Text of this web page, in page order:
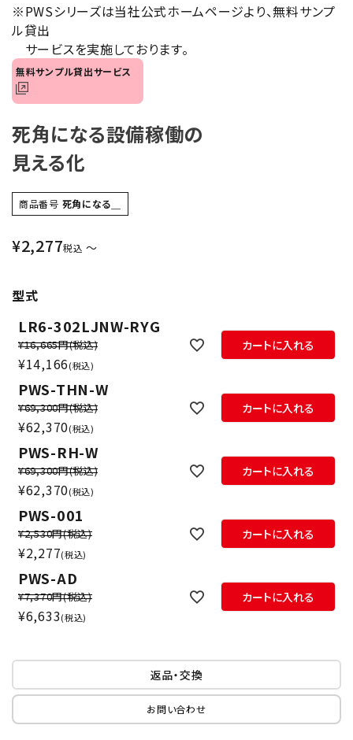
※PWSシリーズは当社公式ホームページより、無料サンプ
ル貸出
サービスを実施しております。
無料サンプル貸出サービス
死角になる設備稼働の
見える化
商品番号 死角になる＿
¥2,277税込 〜
型式
LR6-302LJNW-RYG
¥16,665円(税込)
¥14,166 税込
カートに入れる
PWS-THN-W
¥69,300円(税込)
¥62,370 税込
カートに入れる
PWS-RH-W
¥69,300円(税込)
¥62,370 税込
カートに入れる
PWS-001
¥2,530円(税込)
¥2,277 税込
カートに入れる
PWS-AD
¥7,370円(税込)
¥6,633 税込
カートに入れる
返品・交換
お問い合わせ